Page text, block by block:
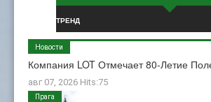
ТРЕНД
Компания LOT Отмечает 80-Летие
авг 07, 2026 Hits:75
Новости
Прага